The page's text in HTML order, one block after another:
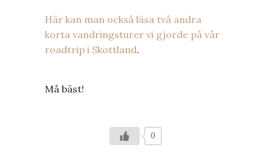
Här kan man också läsa två andra
korta vandringsturer vi gjorde på vår
roadtrip i Skottland.
Må bäst!
0